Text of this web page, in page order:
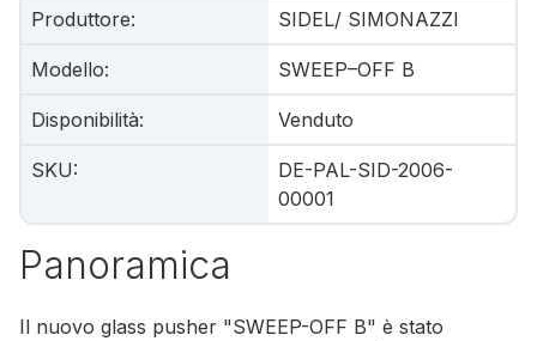
Produttore: SIDEL/ SIMONAZZI
Modello: SWEEP–OFF B
Disponibilità: Venduto
SKU:
DE-PAL-SID-2006-
00001
Panoramica
Il nuovo glass pusher "SWEEP-OFF B" è stato